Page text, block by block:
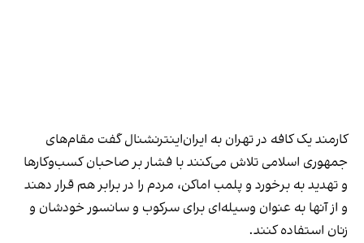
کارمند یک کافه در تهران به ایران‌اینترنشنال گفت مقام‌های
جمهوری اسلامی تلاش می‌کنند با فشار بر صاحبان کسب‌وکارها
و تهدید به برخورد و پلمب اماکن، مردم را در برابر هم قرار دهند
و از آنها به عنوان وسیله‌ای برای سرکوب و سانسور خودشان و
زنان استفاده کنند.